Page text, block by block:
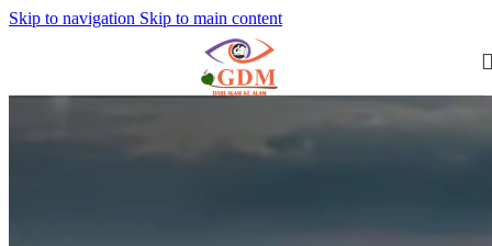
Skip to navigation Skip to main content